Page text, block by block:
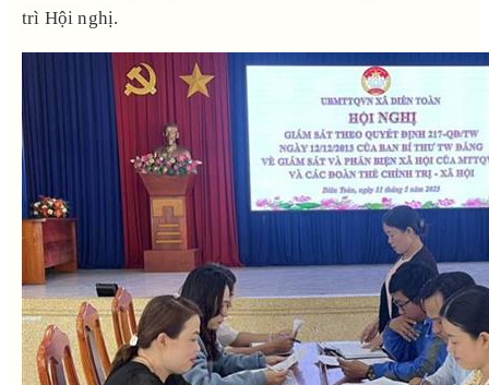
trì Hội nghị.